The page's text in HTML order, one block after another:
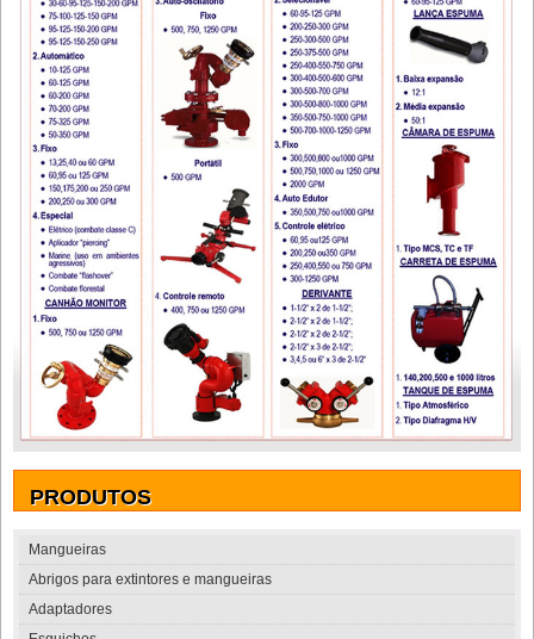
PRODUTOS
Mangueiras
Abrigos para extintores e mangueiras
Adaptadores